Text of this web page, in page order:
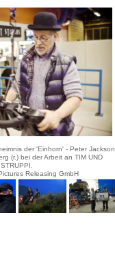
der 'Einhorn' - Peter Jackson
(r.) bei der Arbeit an TIM UND
STRUPPI.
Releasing GmbH